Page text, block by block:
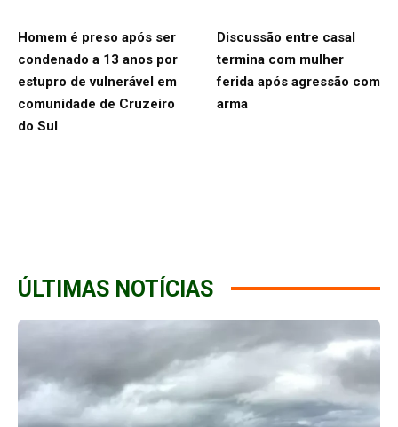
Homem é preso após ser
condenado a 13 anos por
estupro de vulnerável em
comunidade de Cruzeiro
do Sul
Discussão entre casal
termina com mulher
ferida após agressão com
arma
ÚLTIMAS NOTÍCIAS